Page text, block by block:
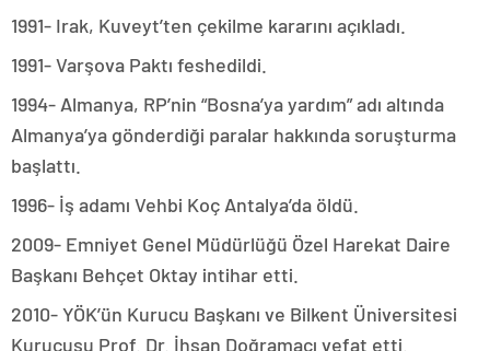
1991- Irak, Kuveyt’ten çekilme kararını açıkladı.
1991- Varşova Paktı feshedildi.
1994- Almanya, RP’nin “Bosna’ya yardım” adı altında
Almanya’ya gönderdiği paralar hakkında soruşturma
başlattı.
1996- İş adamı Vehbi Koç Antalya’da öldü.
2009- Emniyet Genel Müdürlüğü Özel Harekat Daire
Başkanı Behçet Oktay intihar etti.
2010- YÖK’ün Kurucu Başkanı ve Bilkent Üniversitesi
Kurucusu Prof. Dr. İhsan Doğramacı vefat etti.